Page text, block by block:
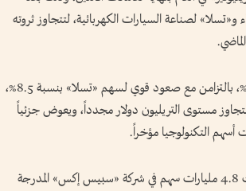
لصناعة السيارات الكهربائية، لتتجاوز ثروته
وشهدت الجلسة قفزة في سهم «سبيس إكس» بنسبة 7.2%، بالتزامن مع صعود قوي لسهم «تسلا» بنسبة 8.5%،
بأكثر من 62 مليار دولار، لتتجاوز مستوى التريليون دولار مجدداً، ويعوض جزئياً
أسهم التكنولوجيا مؤخراً.
وتتوزع حيازة «ماسك» الرئيسية في الشركتين؛ حيث يمتلك 4.8 مليارات سهم في شركة «سبيس إكس» المدرجة